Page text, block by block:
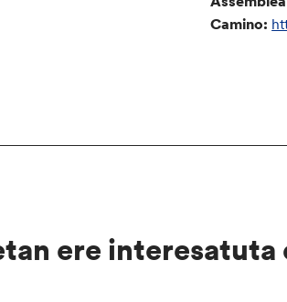
Camino:
ere interesatuta